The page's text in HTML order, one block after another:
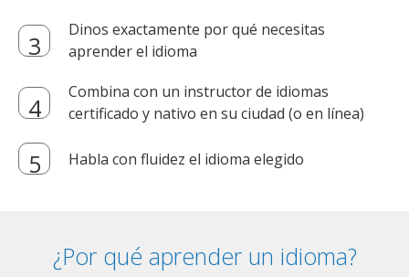
Dinos exactamente por qué necesitas
aprender el idioma
Combina con un instructor de idiomas
certificado y nativo en su ciudad (o en línea)
Habla con fluidez el idioma elegido
¿Por qué aprender un idioma?